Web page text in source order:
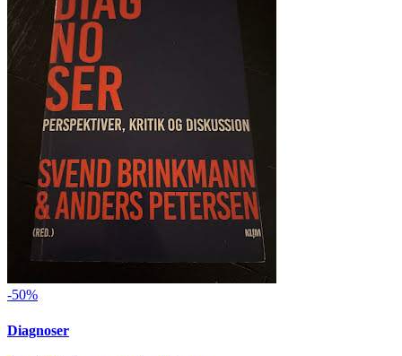
-50%
Diagnoser